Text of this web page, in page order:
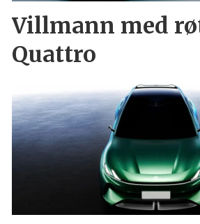
Villmann med
Quattro